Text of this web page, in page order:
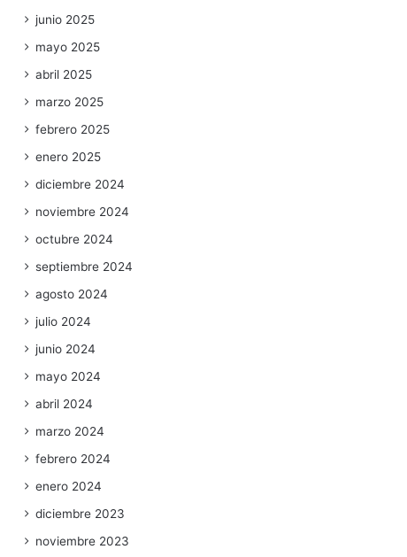
junio 2025
mayo 2025
abril 2025
marzo 2025
febrero 2025
enero 2025
diciembre 2024
noviembre 2024
octubre 2024
septiembre 2024
agosto 2024
julio 2024
junio 2024
mayo 2024
abril 2024
marzo 2024
febrero 2024
enero 2024
diciembre 2023
noviembre 2023